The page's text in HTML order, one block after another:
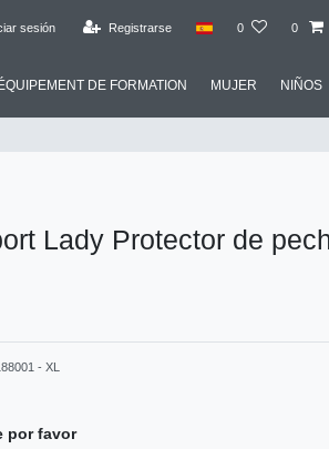
sesión Registrarse 0 0
DE FORMATION MUJER NIÑOS
Lady Protector de
- XL
por favor